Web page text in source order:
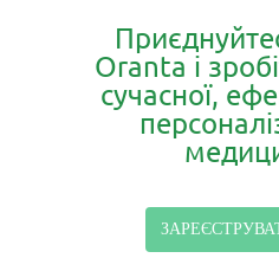
Oranta і
сучасної,